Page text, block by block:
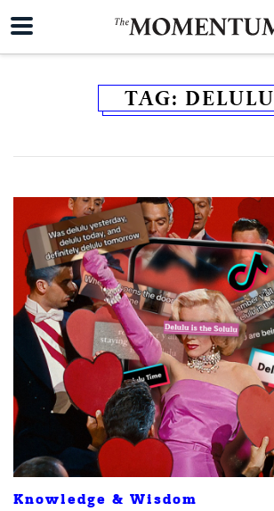
TAG: DELULU
Knowledge & Wisdom
ค้นหา
SHARE TWEET